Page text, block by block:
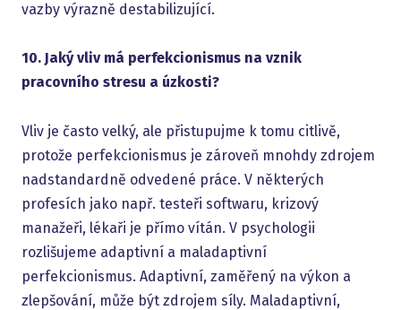
vazby výrazně destabilizující.
10. Jaký vliv má perfekcionismus na vznik
pracovního stresu a úzkosti?
Vliv je často velký, ale přistupujme k tomu citlivě,
protože perfekcionismus je zároveň mnohdy zdrojem
nadstandardně odvedené práce. V některých
profesích jako např. testeři softwaru, krizový
manažeři, lékaři je přímo vítán. V psychologii
rozlišujeme adaptivní a maladaptivní
perfekcionismus. Adaptivní, zaměřený na výkon a
zlepšování, může být zdrojem síly. Maladaptivní,